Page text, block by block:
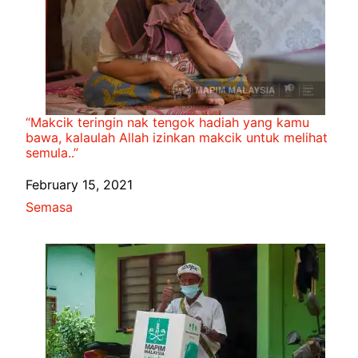
“Makcik teringin nak tengok hadiah yang kamu
bawa, kalaulah Allah izinkan makcik untuk melihat
semula..”
Date
February 15, 2021
In relation to
Semasa